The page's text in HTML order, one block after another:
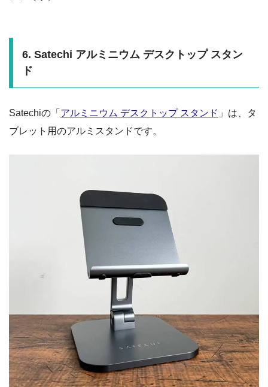
6. Satechi アルミニウム デスクトップ スタン
ド
Satechiの「 アルミニウム デスクトップ スタンド 」は、タ
ブレット用のアルミスタンドです。